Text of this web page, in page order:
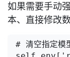
如果需要手动
本、直接修改
# 清空指定模